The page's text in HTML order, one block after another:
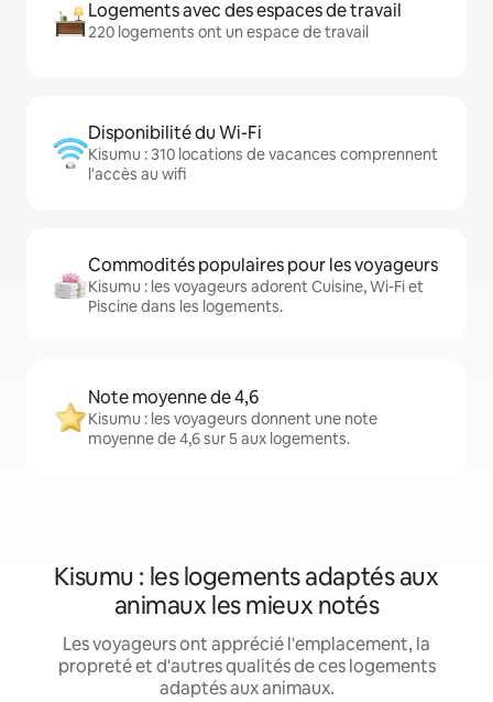
Logements avec des espaces de travail
220 logements ont un espace de travail
Disponibilité du Wi-Fi
Kisumu : 310 locations de vacances comprennent
l'accès au wifi
Commodités populaires pour les voyageurs
Kisumu : les voyageurs adorent Cuisine, Wi-Fi et
Piscine dans les logements.
Note moyenne de 4,6
Kisumu : les voyageurs donnent une note
moyenne de 4,6 sur 5 aux logements.
Kisumu : les logements adaptés aux
animaux les mieux notés
Les voyageurs ont apprécié l'emplacement, la
propreté et d'autres qualités de ces logements
adaptés aux animaux.